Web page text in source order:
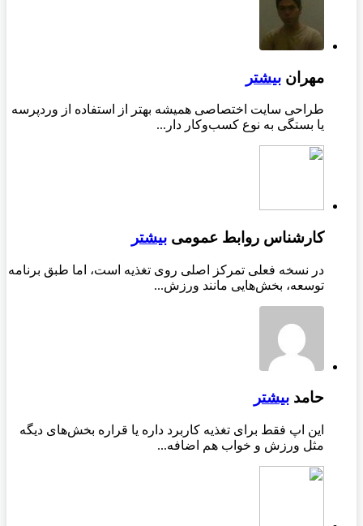
مهران بیشتر
طراحی سایت اختصاصی همیشه بهتر از استفاده از وردپرسه
یا بستگی به نوع کسب‌وکار دار...
کارشناس روابط عمومی بیشتر
در نسخه فعلی تمرکز اصلی روی تغذیه است، اما طبق برنامه
توسعه، بخش‌هایی مانند ورزش...
حامد بیشتر
این اپ فقط برای تغذیه کاربرد داره یا قراره بخش‌های دیگه
مثل ورزش و خواب هم اضافه...